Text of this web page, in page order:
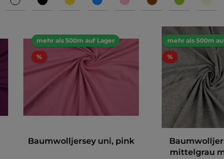
mehr als 500m auf Lager
%
Baumwolljersey uni, pink
mehr als 500m
%
mittelgrau